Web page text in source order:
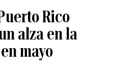
Rico
alza en la
mayo